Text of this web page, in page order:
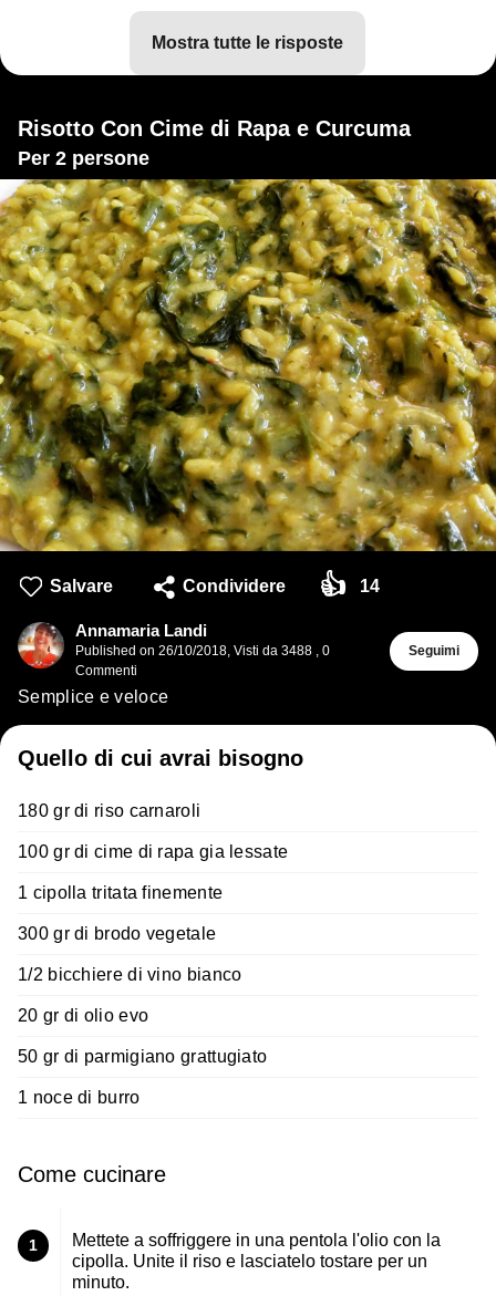
mostra tutte le risposte
Risotto Con Cime di Rapa e Curcuma
Per 2 persone
Salvare Condividere 👍 14
Annamaria Landi
Published on 26/10/2018, Visti da 3488 , 0
Commenti
Seguimi
Semplice e veloce
Quello di cui avrai bisogno
180 gr di riso carnaroli
100 gr di cime di rapa gia lessate
1 cipolla tritata finemente
300 gr di brodo vegetale
1/2 bicchiere di vino bianco
20 gr di olio evo
50 gr di parmigiano grattugiato
1 noce di burro
Come cucinare
1
Mettete a soffriggere in una pentola l'olio con la
cipolla. Unite il riso e lasciatelo tostare per un
minuto.